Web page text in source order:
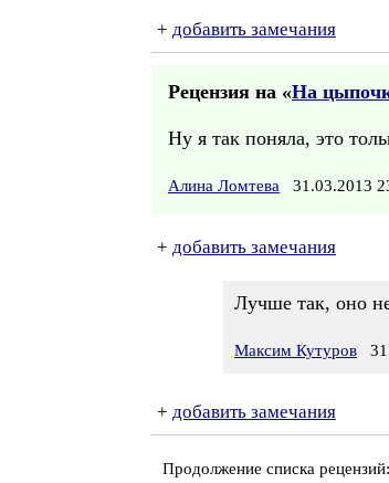
+ добавить замечания
Рецензия на «На
Ну я так поняла, это
Алина Ломтева 31.03.2013
+ добавить замечания
Лучше так, оно
Максим Кутуров
+ добавить замечания
Продолжение списка рецензий: